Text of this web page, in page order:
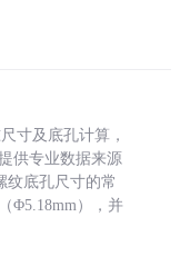
寸及底孔计算，
供专业数据来源
纹底孔尺寸的常
Φ5.18mm），并